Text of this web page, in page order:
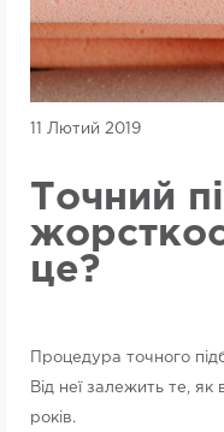
11 Лютий 2019
Точний
це?
Процедура точного
Від неї залежить те,
років.